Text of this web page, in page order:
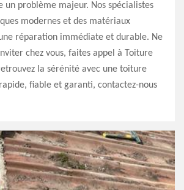
un problème majeur. Nos spécialistes
modernes et des matériaux
réparation immédiate et durable. Ne
chez vous, faites appel à Toiture
la sérénité avec une toiture
fiable et garanti, contactez-nous